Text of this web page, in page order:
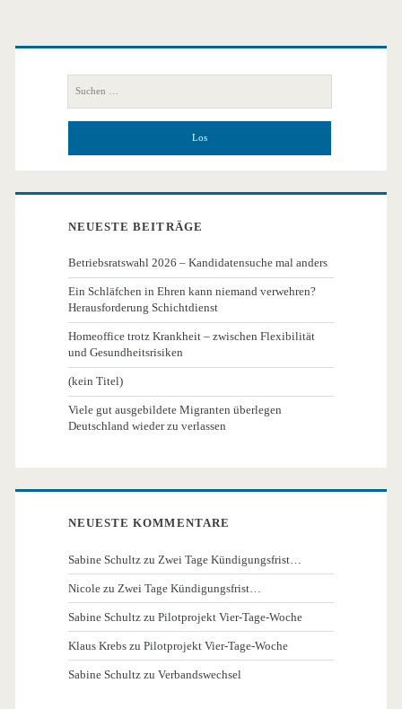
Primäre
Seitenleiste
nach:
NEUESTE BEITRÄGE
Betriebsratswahl 2026 – Kandidatensuche mal anders
Ein Schläfchen in Ehren kann niemand verwehren?
Herausforderung Schichtdienst
Homeoffice trotz Krankheit – zwischen Flexibilität
und Gesundheitsrisiken
(kein Titel)
Viele gut ausgebildete Migranten überlegen
Deutschland wieder zu verlassen
NEUESTE KOMMENTARE
Sabine Schultz zu Zwei Tage Kündigungsfrist…
Nicole zu Zwei Tage Kündigungsfrist…
Sabine Schultz zuPilotprojekt Vier-Tage-Woche
Klaus Krebs zuPilotprojekt Vier-Tage-Woche
Sabine Schultz zuVerbandswechsel